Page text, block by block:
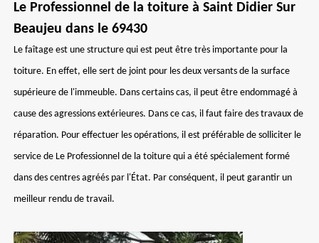
Le Professionnel de la toiture à Saint Didier Sur
Beaujeu dans le 69430
Le faîtage est une structure qui est peut être très importante pour la
toiture. En effet, elle sert de joint pour les deux versants de la surface
supérieure de l'immeuble. Dans certains cas, il peut être endommagé à
cause des agressions extérieures. Dans ce cas, il faut faire des travaux de
réparation. Pour effectuer les opérations, il est préférable de solliciter le
service de Le Professionnel de la toiture qui a été spécialement formé
dans des centres agréés par l'État. Par conséquent, il peut garantir un
meilleur rendu de travail.